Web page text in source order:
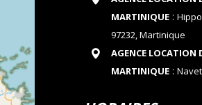
MARTINIQUE:
97232, Martinique
AGENCE LOCATION
MARTINIQUE: